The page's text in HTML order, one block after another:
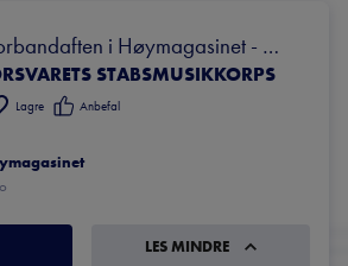
i Høymagasinet -
Julie Dahle Aagård og Ingar
STABSMUSIKKORPS
Lagre Anbefal
LES MINDRE